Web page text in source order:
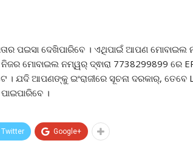
ପଇସା ଦେଖିପାରିବେ । ଏଥିପାଇଁ ଆପଣ ମୋବାଇଲ
ମୋବାଇଲ ନମ୍ୱର୍ ଦ୍ଵାରା 7738299899 ରେ
ଯଦି ଆପଣଙ୍କୁ ଇଂରାଜୀରେ ସୂଚନା ଦରକାର୍, ତେବେ
।
Twitter Google+